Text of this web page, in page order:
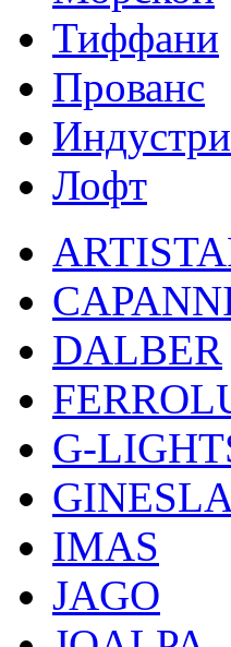
Тиффани
Прованс
Лофт
DALBER
G-
IMAS
JAGO